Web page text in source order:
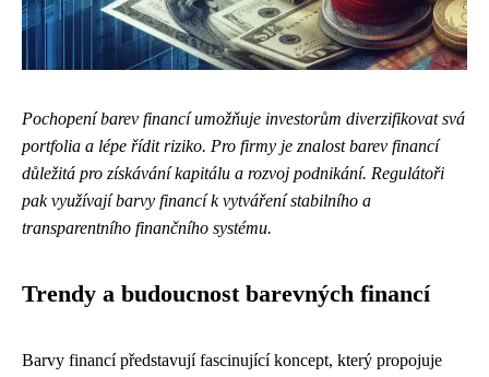
Pochopení barev financí umožňuje investorům diverzifikovat svá
portfolia a lépe řídit riziko. Pro firmy je znalost barev financí
důležitá pro získávání kapitálu a rozvoj podnikání. Regulátoři
pak využívají barvy financí k vytváření stabilního a
transparentního finančního systému.
Trendy a budoucnost barevných financí
Barvy financí představují fascinující koncept, který propojuje